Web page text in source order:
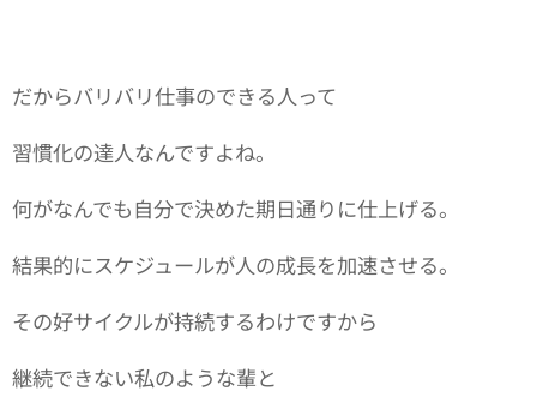
だからバリバリ仕事のできる人って
習慣化の達人なんですよね。
何がなんでも自分で決めた期日通りに仕上げる。
結果的にスケジュールが人の成長を加速させる。
その好サイクルが持続するわけですから
継続できない私のような輩と